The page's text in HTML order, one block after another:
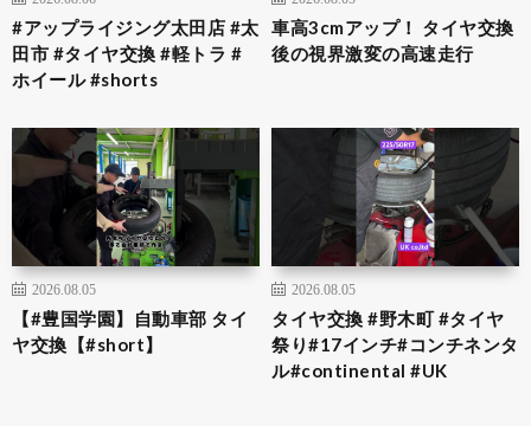
#アップライジング太田店 #太
田市 #タイヤ交換 #軽トラ #
ホイール #shorts
車高3cmアップ！ タイヤ交換
後の視界激変の高速走行
2026.08.05
【#豊国学園】自動車部 タイ
ヤ交換【#short】
2026.08.05
タイヤ交換 #野木町 #タイヤ
祭り#17インチ#コンチネンタ
ル#continental #UK